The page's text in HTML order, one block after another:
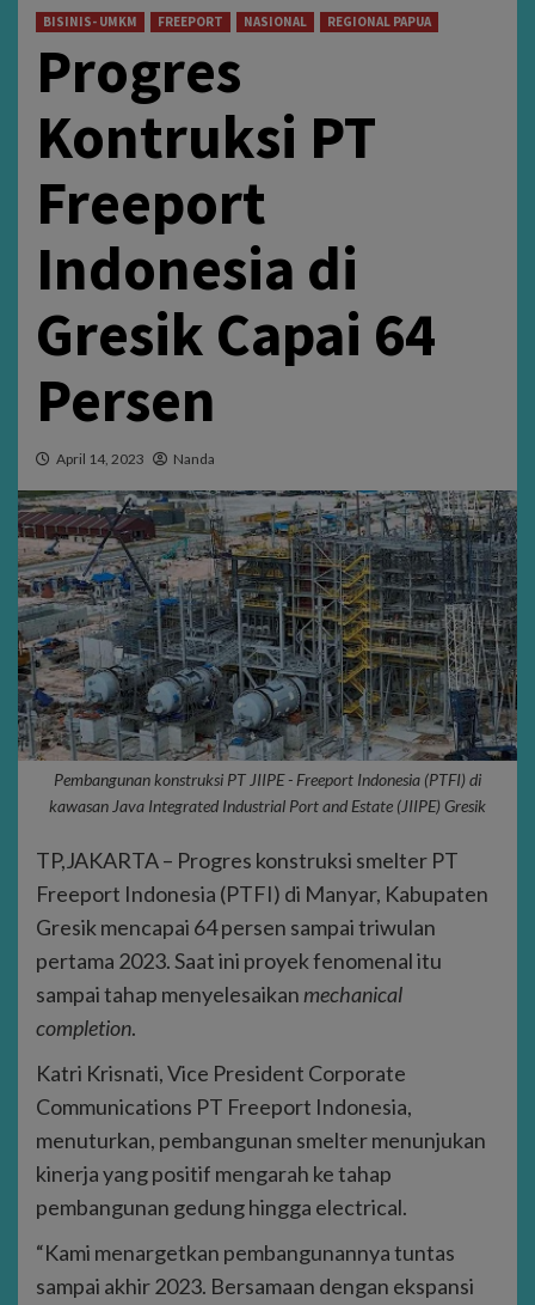
BISINIS- UMKM FREEPORT NASIONAL REGIONAL PAPUA
Progres
Kontruksi PT
Freeport
Indonesia di
Gresik Capai 64
Persen
April 14, 2023 Nanda
Pembangunan konstruksi PT JIIPE - Freeport Indonesia (PTFI) di
kawasan Java Integrated Industrial Port and Estate (JIIPE) Gresik
TP,JAKARTA – Progres konstruksi smelter PT
Freeport Indonesia (PTFI) di Manyar, Kabupaten
Gresik mencapai 64 persen sampai triwulan
pertama 2023. Saat ini proyek fenomenal itu
sampai tahap menyelesaikan mechanical
completion.
Katri Krisnati, Vice President Corporate
Communications PT Freeport Indonesia,
menuturkan, pembangunan smelter menunjukan
kinerja yang positif mengarah ke tahap
pembangunan gedung hingga electrical.
“Kami menargetkan pembangunannya tuntas
sampai akhir 2023. Bersamaan dengan ekspansi